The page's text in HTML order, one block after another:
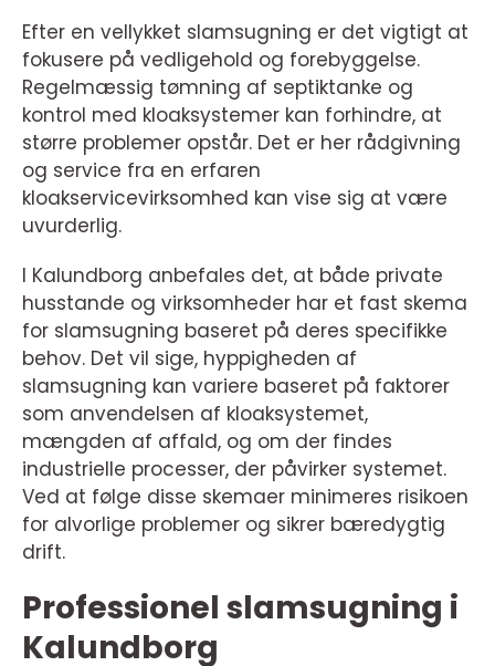
Efter en vellykket slamsugning er det vigtigt at
fokusere på vedligehold og forebyggelse.
Regelmæssig tømning af septiktanke og
kontrol med kloaksystemer kan forhindre, at
større problemer opstår. Det er her rådgivning
og service fra en erfaren
kloakservicevirksomhed kan vise sig at være
uvurderlig.
I Kalundborg anbefales det, at både private
husstande og virksomheder har et fast skema
for slamsugning baseret på deres specifikke
behov. Det vil sige, hyppigheden af
slamsugning kan variere baseret på faktorer
som anvendelsen af kloaksystemet,
mængden af affald, og om der findes
industrielle processer, der påvirker systemet.
Ved at følge disse skemaer minimeres risikoen
for alvorlige problemer og sikrer bæredygtig
drift.
Professionel slamsugning i
Kalundborg